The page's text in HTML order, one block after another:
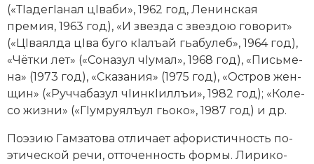
Образование
Общественные объединения и организации
Политическая история
Революции и народные движения
Религия и церковь
(«ТIадегIанал цIва­би», 1962 год, Ле­нин­ская
премия, 1963 год), «И звез­да с звез­дою го­во­рит»
(«ЦIваял­да цIва бу­го кIа­лъай гьа­бу­леб», 1964 год),
«Чёт­ки лет» («Со­на­зул чIумал», 1968 год), «Пись­ме­
на» (1973 год), «Ска­за­ния» (1975 год), «Ост­ров жен­
щин» («Руч­ча­ба­зул чIин­кIи­л­лъи», 1982 год); «Ко­ле­
со жиз­ни» («ГI­у­м­руялъул гьо­ко», 1987 год) и др.
По­эзию Гамзатова от­ли­ча­ет афо­ри­стич­ность по­
этической ре­чи, от­то­чен­ность фор­мы. Ли­ри­ко-